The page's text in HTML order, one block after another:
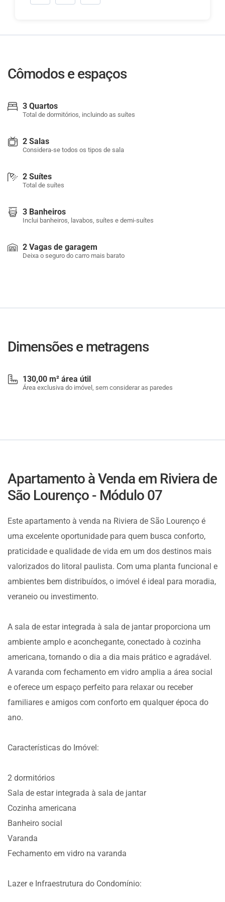
Cômodos e espaços
3 Quartos
Total de dormitórios, incluindo as suítes
2 Salas
Considera-se todos os tipos de sala
2 Suítes
Total de suítes
3 Banheiros
Inclui banheiros, lavabos, suítes e demi-suítes
2 Vagas de garagem
Deixa o seguro do carro mais barato
Dimensões e metragens
130,00 m² área útil
Área exclusiva do imóvel, sem considerar as paredes
Apartamento à Venda em Riviera de
São Lourenço - Módulo 07
Este apartamento à venda na Riviera de São Lourenço é
uma excelente oportunidade para quem busca conforto,
praticidade e qualidade de vida em um dos destinos mais
valorizados do litoral paulista. Com uma planta funcional e
ambientes bem distribuídos, o imóvel é ideal para moradia,
veraneio ou investimento.
A sala de estar integrada à sala de jantar proporciona um
ambiente amplo e aconchegante, conectado à cozinha
americana, tornando o dia a dia mais prático e agradável.
A varanda com fechamento em vidro amplia a área social
e oferece um espaço perfeito para relaxar ou receber
familiares e amigos com conforto em qualquer época do
ano.
Características do Imóvel:
2 dormitórios
Sala de estar integrada à sala de jantar
Cozinha americana
Banheiro social
Varanda
Fechamento em vidro na varanda
Lazer e Infraestrutura do Condomínio: